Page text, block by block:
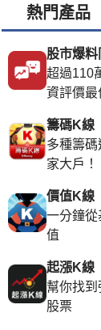
熱門產品
股市爆
超過110
資評價最
籌碼K線
多種籌
家大戶！
價值K線
一分鐘從
值
起漲K線
幫你找
股票